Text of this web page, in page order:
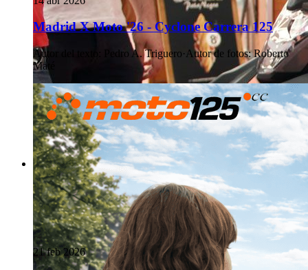
Madrid X Moto '26 - Cyclone Carrera 125
Autor del texto Pedro A. Triguero· Autor de fotos: Roberto
Maté
21 feb 2026